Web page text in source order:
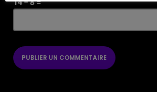
14 − 8 =